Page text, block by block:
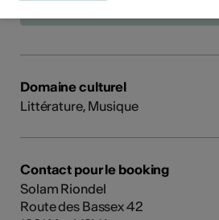
Domaine culturel
Littérature, Musique
Contact pour le booking
Solam Riondel
Route des Bassex 42